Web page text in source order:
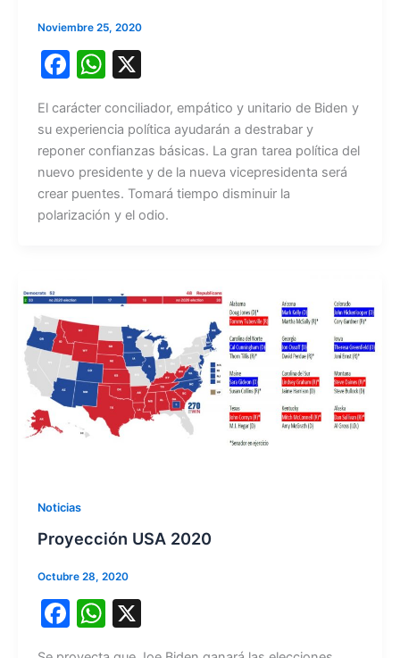
Noviembre 25, 2020
F
a
c
e
b
o
W
at
s
A
p
X
El carácter conciliador, empático y unitario de Biden y
su experiencia política ayudarán a destrabar y
reponer confianzas básicas. La gran tarea política del
nuevo presidente y de la nueva vicepresidenta será
crear puentes. Tomará tiempo disminuir la
polarización y el odio.
Noticias
Proyección USA 2020
Octubre 28, 2020
F W X